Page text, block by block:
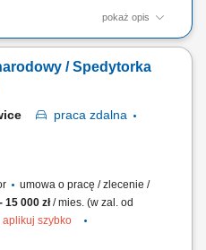
pokaż opis
Transportabwicklung: Nach der
Transporte zuverlässig durch
Entscheidungen: Du
/ Spedytorka
praca zdalna
umowa o pracę / zlecenie /
15 000 zł/ mies. (w zal. od
aplikuj szybko